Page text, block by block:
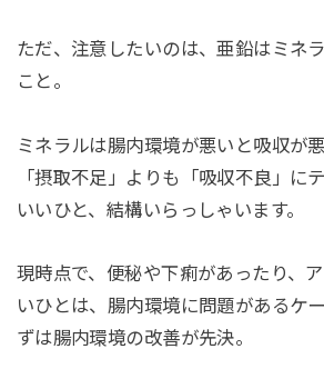
ただ、注意したいのは、亜鉛はミネ
こと。
ミネラルは腸内環境が悪いと吸収が
「摂取不足」よりも「吸収不良」に
いいひと、結構いらっしゃいます。
現時点で、便秘や下痢があったり、
いひとは、腸内環境に問題があるケ
ずは腸内環境の改善が先決。